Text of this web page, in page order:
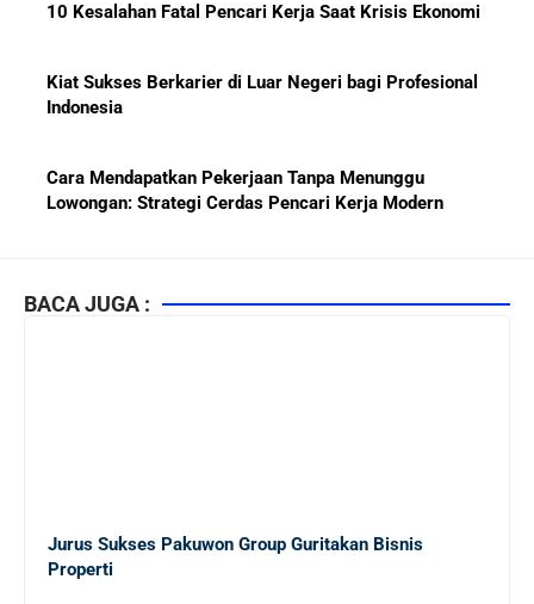
10 Kesalahan Fatal Pencari Kerja Saat Krisis Ekonomi
Kiat Sukses Berkarier di Luar Negeri bagi Profesional
Indonesia
Cara Mendapatkan Pekerjaan Tanpa Menunggu
Lowongan: Strategi Cerdas Pencari Kerja Modern
bagi Fresh Graduate
Karier di Perusahaan Multinasional vs Nasional:
Panduan Lengkap Bagi Pemula di Dunia Kerja
BACA JUGA :
Jurus Sukses Pakuwon Group Guritakan Bisnis
Properti